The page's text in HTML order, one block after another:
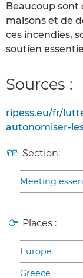
Beaucoup sont
maisons et de
ces incendies,
soutien
Sources :
ripess.eu/fr/
autonomiser-
Section:
Meeting
Places :
Europe
Greece